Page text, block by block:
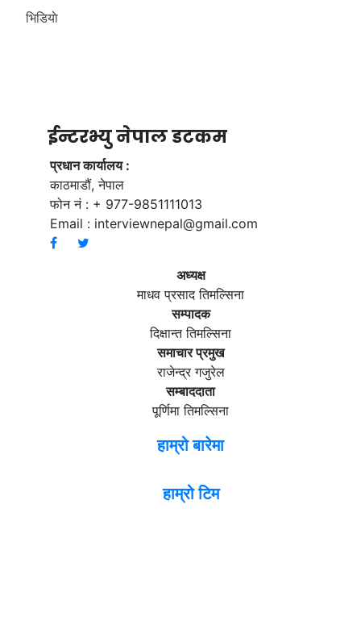
भिडियाे
ईन्टरभ्यु नेपाल डटकम
प्रधान कार्यालय :
काठमाडौं, नेपाल
फोन नं : + 977-9851111013
Email : interviewnepal@gmail.com
अध्यक्ष
माधव प्रसाद तिमल्सिना
सम्पादक
दिक्षान्त तिमल्सिना
समाचार प्रमुख
राजेन्द्र गजुरेल
सम्बाददाता
पूर्णिमा तिमल्सिना
हाम्रो बारेमा
हाम्रो टिम